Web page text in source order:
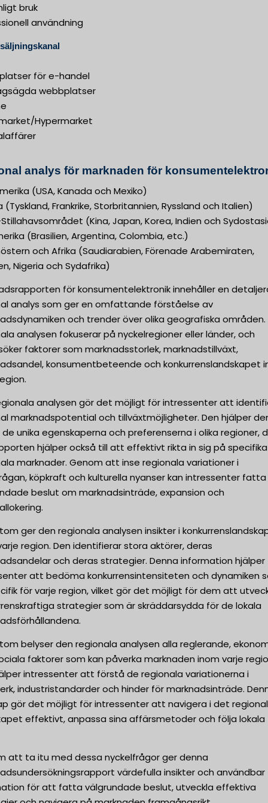
bruk
användning
för e-handel
webbplatser
Hypermarket
analys för marknaden för
(USA, Kanada och Mexiko)
(Tyskland, Frankrike, Storbritannien, Ryssland och Italien)
(Kina, Japan, Korea, Indien och
(Brasilien, Argentina, Colombia, etc.)
och Afrika (Saudiarabien, Förenade Arabemiraten,
Nigeria och Sydafrika)
för konsumentelektronik innehåller en
analys som ger en omfattande förståelse av
och trender över olika geografiska områden.
analysen fokuserar på nyckelregioner eller länder, och
faktorer som marknadsstorlek, marknadstillväxt,
konsumentbeteende och konkurrenslandskapet
analysen gör det möjligt för intressenter att
marknadspotential och tillväxtmöjligheter. Den hjälper
unika egenskaperna och preferenserna i olika regioner,
hjälper också till att effektivt rikta in sig på specifika
marknader. Genom att inse regionala variationer i
köpkraft och kulturella nyanser kan intressenter fatta
beslut om marknadsinträde, expansion och
ger den regionala analysen insikter i
region. Den identifierar stora aktörer, deras
och deras strategier. Denna information hjälper
att bedöma konkurrensintensiteten och dynamiken
för varje region, vilket gör det möjligt för dem att
strategier som är skräddarsydda för de lokala
belyser den regionala analysen alla reglerande,
faktorer som kan påverka marknaden inom varje
intressenter att förstå de regionala variationerna i
industristandarder och hinder för marknadsinträde.
gör det möjligt för intressenter att navigera i det
effektivt, anpassa sina affärsmetoder och följa lokala
att ta itu med dessa nyckelfrågor ger denna
värdefulla insikter och användbar
för att fatta välgrundade beslut, utveckla effektiva